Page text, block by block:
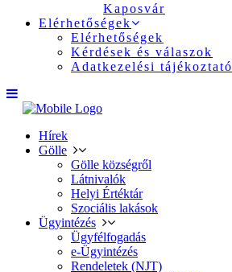
Kaposvár
Elérhetőségek
Elérhetőségek
Kérdések és válaszok
Adatkezelési tájékoztató
Hírek
Gölle
Gölle községről
Látnivalók
Helyi Értéktár
Szociális lakások
Ügyintézés
Ügyfélfogadás
e-Ügyintézés
Rendeletek (NJT)